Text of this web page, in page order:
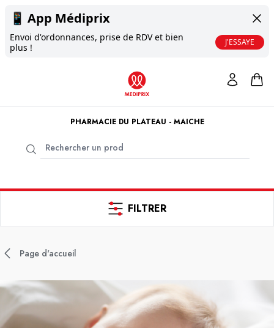
📱 App Médiprix
Envoi d'ordonnances, prise de RDV et bien
plus !
J'ESSAYE
PHARMACIE DU PLATEAU - MAICHE
FILTRER
Page d'accueil